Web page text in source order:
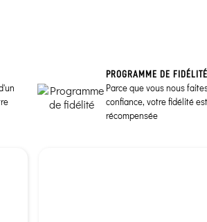
PROGRAMME DE FIDÉLITÉ
Parce que vous nous
confiance, votre fidélité est
récompensée